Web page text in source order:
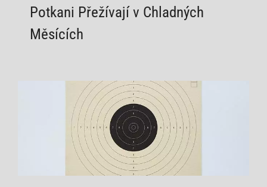
Potkani Přežívají v Chladných
Měsících